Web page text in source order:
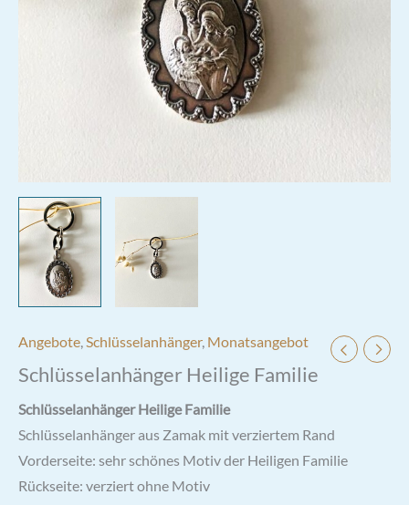
Angebote,Schlüsselanhänger, Monatsangebot
Schlüsselanhänger Heilige Familie
Schlüsselanhänger Heilige Familie
Schlüsselanhänger aus Zamak mit verziertem Rand
Vorderseite: sehr schönes Motiv der Heiligen Familie
Rückseite: verziert ohne Motiv